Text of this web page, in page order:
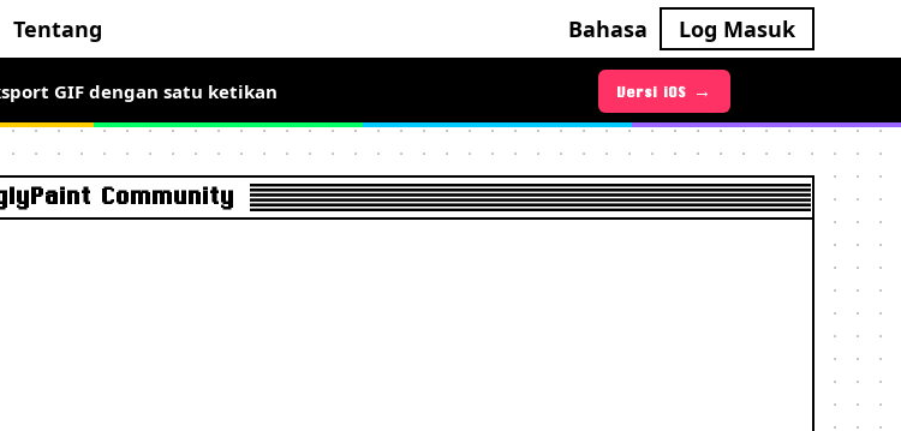
Tentang Bahasa Log Masuk
Versi Android →
GIF dengan satu ketikan Versi iOS →
Community